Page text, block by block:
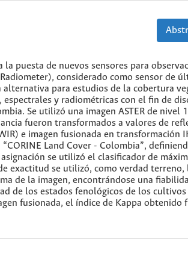
puesta de nuevos sensores para
considerado como sensor de
alternativa para estudios de la cobertura
y radiométricas con el fin de
Se utilizó una imagen ASTER de nivel
fueron transformados a valores de
e imagen fusionada en transformación
Land Cover - Colombia”,
se utilizó el clasificador de
exactitud se utilizó, como verdad terreno,
de la imagen, encontrándose una
de los estados fenológicos de los
fusionada, el índice de Kappa obtenido